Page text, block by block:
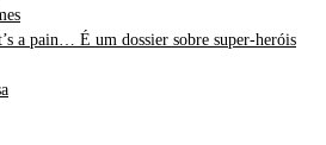
a pain… É um dossier sobre super-heróis